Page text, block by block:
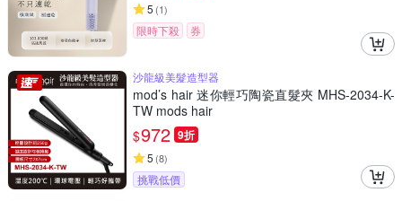
5 (1)
限時下殺 券
沙龍級美髮造型器
mod’s hair 迷你輕巧陶瓷直髮夾 MHS-2034-K-
TW mods hair
$972 9折
5 (8)
挑戰低價